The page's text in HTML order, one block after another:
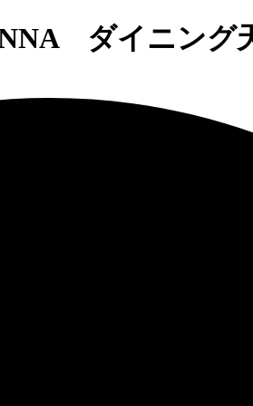
ダイニング